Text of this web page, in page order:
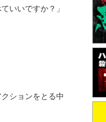
いいですか？」
ションをとる中